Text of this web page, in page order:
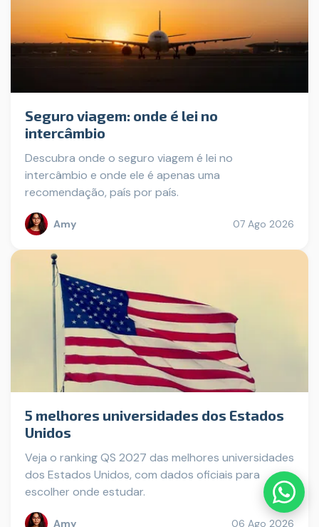
Seguro viagem: onde é lei no
intercâmbio
Descubra onde o seguro viagem é lei no
intercâmbio e onde ele é apenas uma
recomendação, país por país.
Amy 07 Ago 2026
5 melhores universidades dos Estados
Unidos
Veja o ranking QS 2027 das melhores universidades
dos Estados Unidos, com dados oficiais para
escolher onde estudar.
Amy 06 Ago 2026